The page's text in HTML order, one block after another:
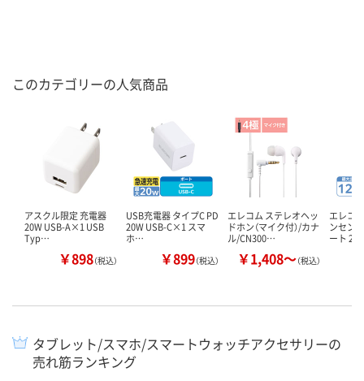
このカテゴリーの人気商品
アスクル限定 充電器
20W USB-A×1 USB
Typ…
￥898（税込）
USB充電器 タイプC PD
20W USB-C×1 スマ
ホ…
￥899（税込）
エレコム ステレオヘッ
ドホン（マイク付）/カナ
ル/CN300…
￥1,408～（税込）
エレコ
ンセン
ート 2…
タブレット/スマホ/スマートウォッチアクセサリーの
売れ筋ランキング